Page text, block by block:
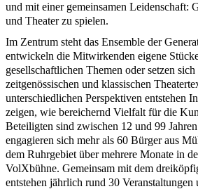
und mit einer gemeinsamen Leidenschaft:
und Theater zu spielen.
Im Zentrum steht das Ensemble der
entwickeln die Mitwirkenden eigene
gesellschaftlichen Themen oder setzen
zeitgenössischen und klassischen
unterschiedlichen Perspektiven entstehen
zeigen, wie bereichernd Vielfalt für die
Beteiligten sind zwischen 12 und 99 Jahren
engagieren sich mehr als 60 Bürger aus
dem Ruhrgebiet über mehrere Monate in
VolXbühne. Gemeinsam mit dem
entstehen jährlich rund 30